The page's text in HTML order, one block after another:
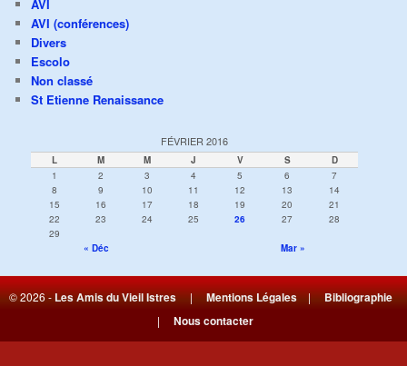
AVI
AVI (conférences)
Divers
Escolo
Non classé
St Etienne Renaissance
FÉVRIER 2016
L M M J V S
D
1
2 3 4 5 6
7
8
9 10 11 12 13
14
15
16 17 18 19 20
21
22
23 24 25 26 27
28
29
« Déc
Mar »
© 2026 -Les Amis du Vieil Istres|Mentions Légales|Bibliographie
| Nous contacter